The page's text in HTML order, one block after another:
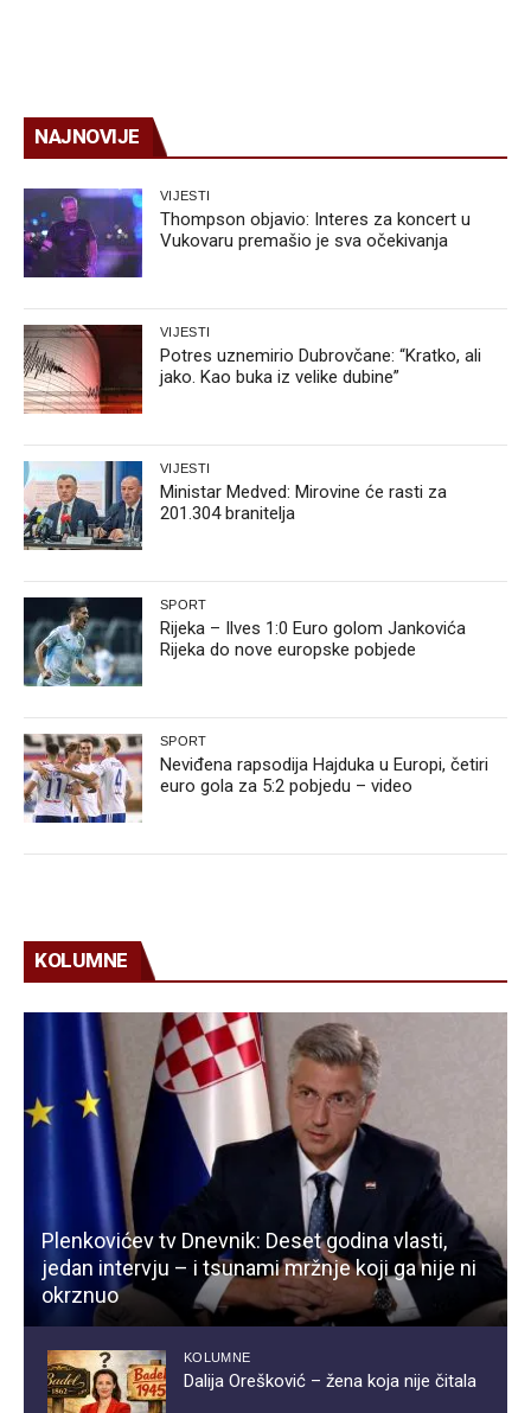
NAJNOVIJE
VIJESTI
Thompson objavio: Interes za koncert u
Vukovaru premašio je sva očekivanja
VIJESTI
Potres uznemirio Dubrovčane: “Kratko, ali
jako. Kao buka iz velike dubine”
VIJESTI
Ministar Medved: Mirovine će rasti za
201.304 branitelja
SPORT
Rijeka – Ilves 1:0 Euro golom Jankovića
Rijeka do nove europske pobjede
SPORT
Neviđena rapsodija Hajduka u Europi, četiri
euro gola za 5:2 pobjedu – video
KOLUMNE
Plenkovićev tv Dnevnik: Deset godina vlasti,
jedan intervju – i tsunami mržnje koji ga nije ni
okrznuo
KOLUMNE
Dalija Orešković – žena koja nije čitala